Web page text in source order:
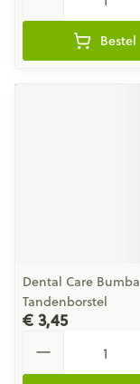
Bestel
Dental Care Bumba
Tandenborstel
€ 3,45